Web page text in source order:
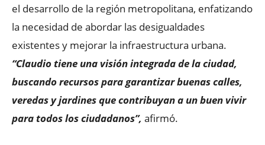
el desarrollo de la región metropolitana, enfatizando
la necesidad de abordar las desigualdades
existentes y mejorar la infraestructura urbana.
“Claudio tiene una visión integrada de la ciudad,
buscando recursos para garantizar buenas calles,
veredas y jardines que contribuyan a un buen vivir
para todos los ciudadanos”, afirmó.